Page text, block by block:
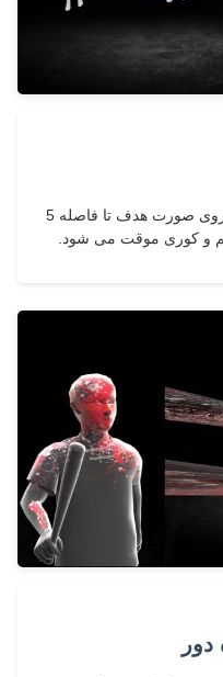
اسپری Oleoresin Capsicum (OC) روی صورت هدف تا فاصله 5
و کوری موقت می شود.
دور